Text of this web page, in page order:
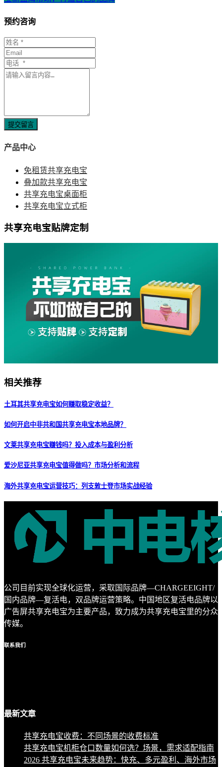
预约咨询
提交留言
产品中心
免租赁共享充电宝
叠加款共享充电宝
共享充电宝桌面柜
共享充电宝立式柜
共享充电宝贴牌定制
相关推荐
土耳其共享充电宝如何赚取稳定收益？
如何开启中非共和国共享充电宝本地品牌？
文莱共享充电宝赚钱吗？投入成本与盈利分析
爱沙尼亚共享充电宝值得做吗？市场分析和流程
海外共享充电宝运营技巧：列支敦士登市场实战经验
公司目前实现全球化运营，采取国际品牌—CHARGEEIGHT/
国内品牌—复活电，双品牌运营策略。中国地区复活电品牌以
广告屏共享充电宝为主要产品，致力成为共享充电宝里的分众
传媒。
联系我们
最新文章
共享充电宝收费：不同场景的收费标准
共享充电宝机柜仓口数量如何选？场景，需求适配指南
2026 共享充电宝未来趋势：快充、多元盈利、海外市场